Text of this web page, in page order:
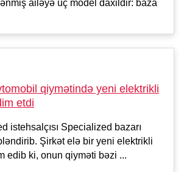
ailəyə üç model daxildir: baza
qiymətində yeni elektrikli
etdi
istehsalçısı Specialized bazarı
Şirkət elə bir yeni elektrikli
edib ki, onun qiyməti bəzi ...